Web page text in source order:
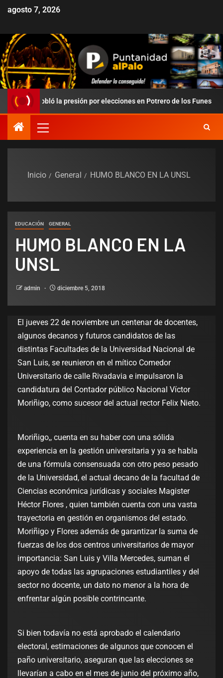
agosto 7, 2026
la presión por elecciones en Potrero de los Funes
Inicio General HUMO BLANCO EN LA UNSL
EDUCACIÓN GENERAL
HUMO BLANCO EN LA
UNSL
admin diciembre 5, 2018
El jueves 22 de noviembre un centenar de docentes,
algunos decanos y futuros candidatos de las
distintas Facultades de la Universidad Nacional de
San Luis, se reunieron en el mítico Comedor
Universitario de calle Rivadavia e impulsaron la
candidatura del Contador público Nacional Víctor
Moriñigo, como sucesor del actual rector Felix Nieto.
Moriñigo,, cuenta en su haber con una sólida
experiencia en la gestión universitaria y ya se habla
de una fórmula consensuada con otro peso pesado
de la Universidad, el actual decano de la facultad de
Ciencias económica jurídicas y sociales Magister
Héctor Flores , quien también cuenta con una vasta
trayectoria en gestión en organismos del estado.
Moriñigo y Flores además de garantizar la suma de
fuerzas de los dos centros universitarios de mayor
importancia: San Luis y Villa Mercedes, suman el
apoyo de todas las agrupaciones estudiantiles y del
sector no docente, un dato no menor a la hora de
enfrentar algún posible contrincante.
Si bien todavía no está aprobado el calendario
electoral, estimaciones de algunos que conocen el
paño universitario, aseguran que las elecciones se
llevarían a cabo en el mes de junio del próximo año,